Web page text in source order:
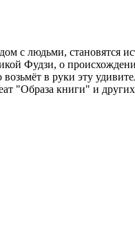
с людьми, становятся
Фудзи, о
в руки эту
"Образа книги" и